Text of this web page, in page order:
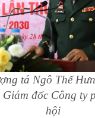
tá Ngô Thế
Giám đốc Công ty
hội